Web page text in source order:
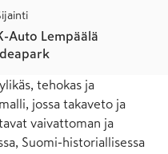
Auto Lempäälä
Ideapark
tehokas ja
jossa takaveto ja
vaivattoman ja
Suomi-historiallisessa